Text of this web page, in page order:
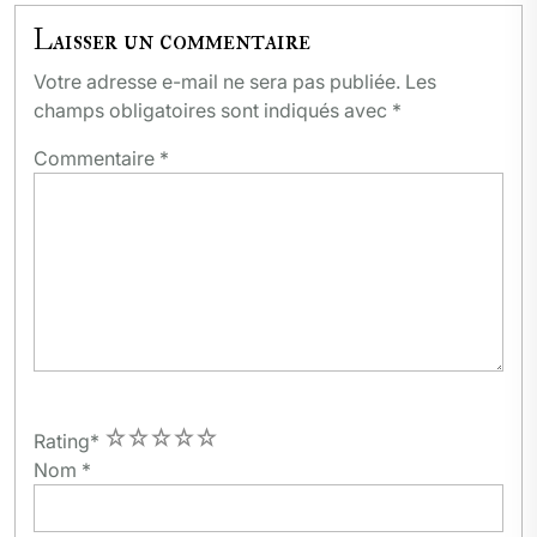
Laisser un commentaire
Votre adresse e-mail ne sera pas publiée. Les
champs obligatoires sont indiqués avec *
Commentaire *
Rating* 5
4
3
2
1
Nom *